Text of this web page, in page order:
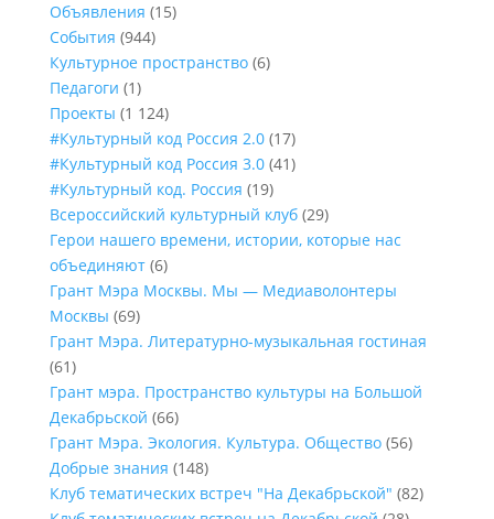
Объявления (15)
События (944)
Культурное пространство(6)
Педагоги (1)
Проекты (1 124)
#Культурный код Россия 2.0(17)
#Культурный код Россия 3.0(41)
#Культурный код. Россия (19)
Всероссийский культурный клуб(29)
Герои нашего времени, истории, которые нас
объединяют(6)
Грант Мэра Москвы. Мы — Медиаволонтеры
Москвы (69)
Грант Мэра. Литературно-музыкальная гостиная
(61)
Грант мэра. Пространство культуры на Большой
Декабрьской (66)
Грант Мэра. Экология. Культура. Общество(56)
Добрые знания (148)
Клуб тематических встреч "На Декабрьской" (82)